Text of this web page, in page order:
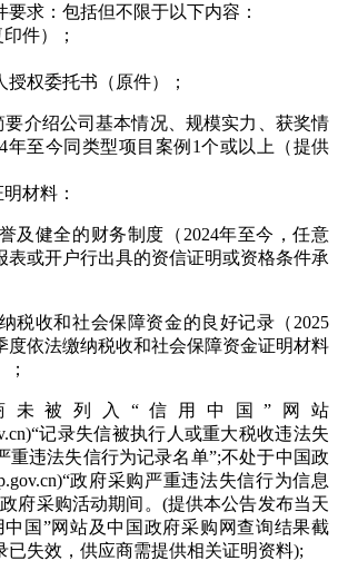
求：包括但不限于以下内容：
件）；
权委托书（原件）；
介绍公司基本情况、规模实力、获奖情
至今同类型项目案例1个或以上（提供
材料：
健全的财务制度（2024年至今，任意
表或开户行出具的资信证明或资格条件承
收和社会保障资金的良好记录（2025
度依法缴纳税收和社会保障资金证明材料
被列入“信用中国”网站
记录失信被执行人或重大税收违法失
重违法失信行为记录名单”;不处于中国政
政府采购严重违法失信行为信息
府采购活动期间。(提供本公告发布当天
国”网站及中国政府采购网查询结果截
已失效，供应商需提供相关证明资料);